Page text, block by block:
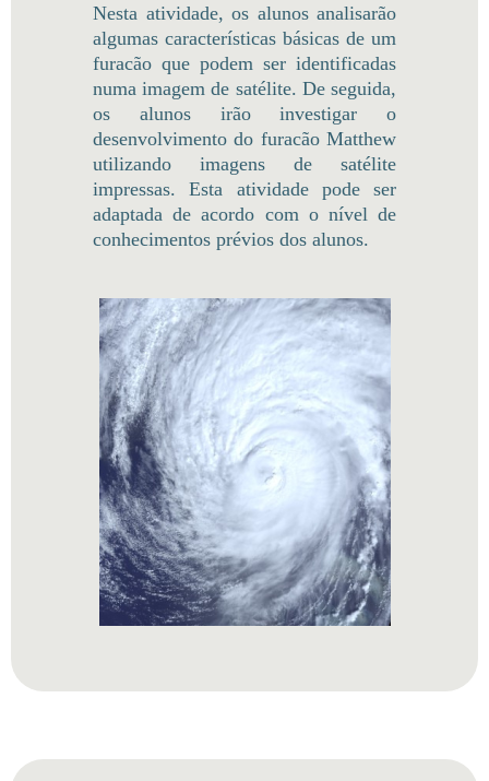
Nesta atividade, os alunos analisarão
algumas características básicas de um
furacão que podem ser identificadas
numa imagem de satélite. De seguida,
os alunos irão investigar o
desenvolvimento do furacão Matthew
utilizando imagens de satélite
impressas. Esta atividade pode ser
adaptada de acordo com o nível de
conhecimentos prévios dos alunos.